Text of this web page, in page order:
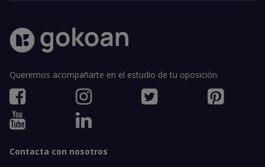
Queremos acompañarte en el estudio de tu oposición.
Contacta con nosotros